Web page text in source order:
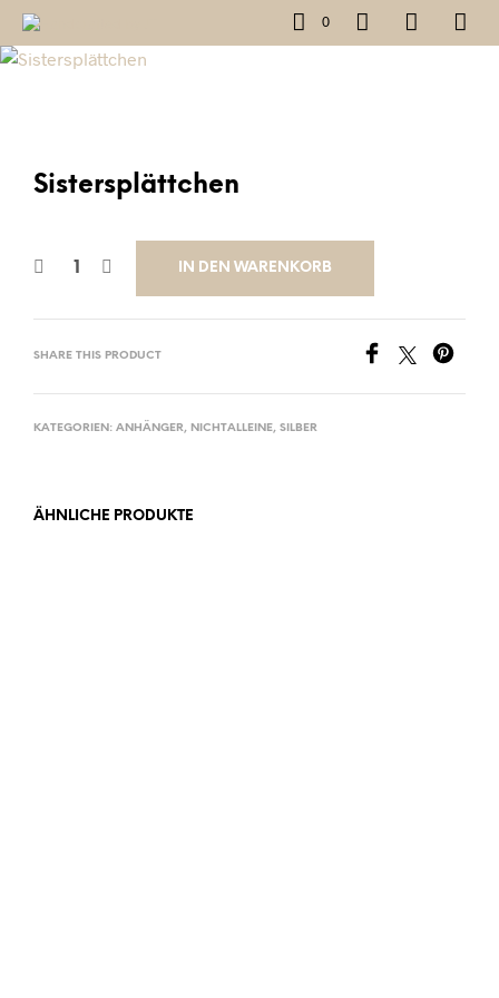
0
Sistersplättchen
IN DEN WARENKORB
SHARE THIS PRODUCT
KATEGORIEN: ANHÄNGER, NICHTALLEINE, SILBER
ÄHNLICHE PRODUKTE